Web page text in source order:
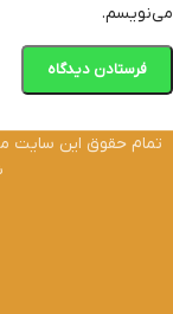
می‌نویسم.
تمام حقوق این سایت